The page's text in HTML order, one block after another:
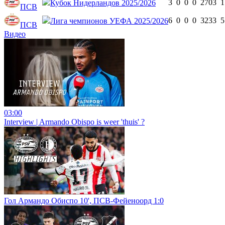
ПСВ Кубок Нидерландов 2025/2026 3 0 0 0 2703 1
ПСВ Лига чемпионов УЕФА 2025/20266 0 0 0 3233 5
Видео
03:00
Interview | Armando Obispo is weer 'thuis' ?️
Гол Армандо Обиспо 10', ПСВ-Фейеноорд 1:0